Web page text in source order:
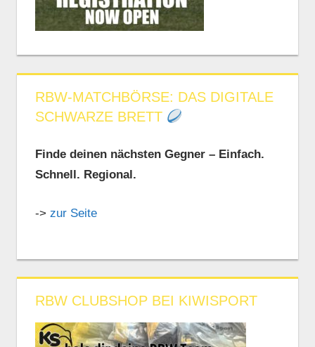
RBW-MATCHBÖRSE: DAS DIGITALE
SCHWARZE BRETT
Finde deinen nächsten Gegner – Einfach.
Schnell. Regional.
-> zur Seite
RBW CLUBSHOP BEI KIWISPORT